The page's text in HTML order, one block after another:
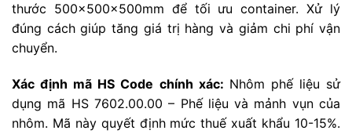
thước 500x500x500mm để tối ưu container. Xử lý
đúng cách giúp tăng giá trị hàng và giảm chi phí vận
chuyển.
Xác định mã HS Code chính xác: Nhôm phế liệu sử
dụng mã HS 7602.00.00 – Phế liệu và mảnh vụn của
nhôm. Mã này quyết định mức thuế xuất khẩu 10-15%.